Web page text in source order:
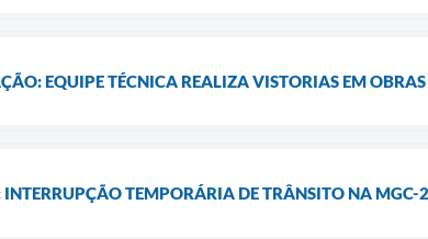
EQUIPE TÉCNICA REALIZA VISTORIAS EM OBRAS
TEMPORÁRIA DE TRÂNSITO NA MGC-